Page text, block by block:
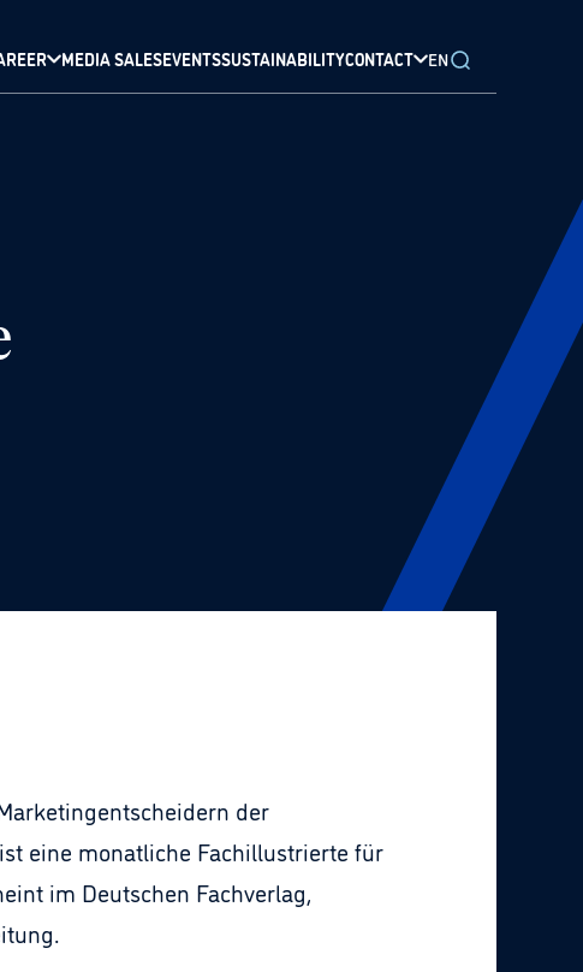
MEDIA SALESEVENTSSUSTAINABILITYCONTACT EN
der
eine monatliche Fachillustrierte für
im Deutschen Fachverlag,